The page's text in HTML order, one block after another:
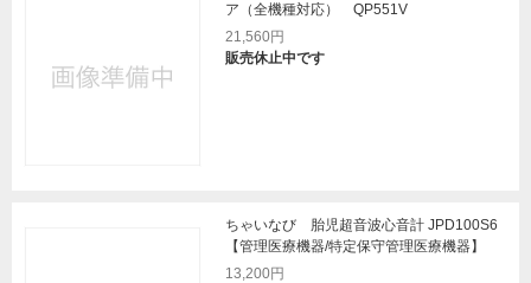
ア（全機種対応） QP551V
21,560円
販売休止中です
ちゃいなび 胎児超音波心音計 JPD100S6
【管理医療機器/特定保守管理医療機器】
13,200円